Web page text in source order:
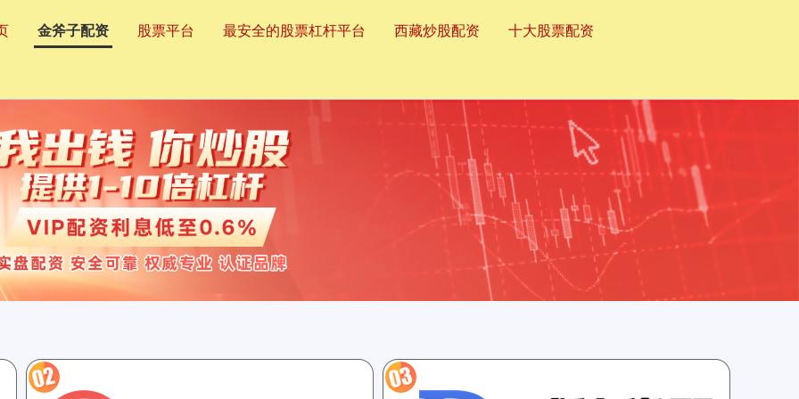
金斧子配资 股票平台 最安全的股票杠杆平台 西藏炒股配资 十大股票配资